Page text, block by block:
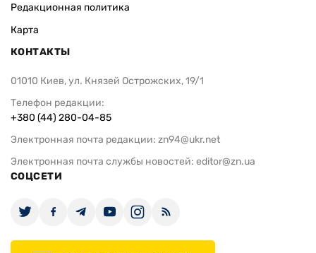
Редакционная политика
Карта
КОНТАКТЫ
01010 Киев, ул. Князей Острожских, 19/1
Телефон редакции:
+380 (44) 280-04-85
Электронная почта редакции: zn94@ukr.net
Электронная почта службы новостей: editor@zn.ua
СОЦСЕТИ